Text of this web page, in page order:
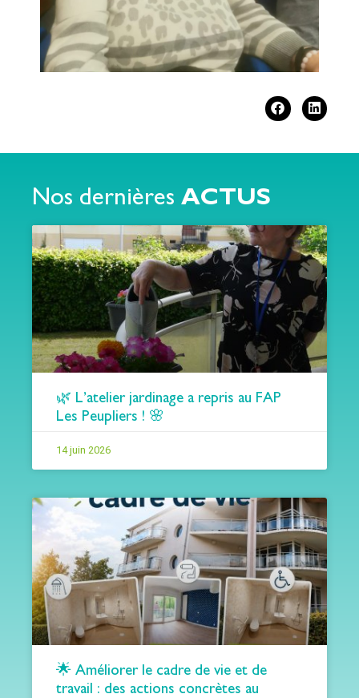
Nos dernières ACTUS
🌿 L’atelier jardinage a repris au FAP
Les Peupliers ! 🌸
14 juin 2026
🌟 Améliorer le cadre de vie et de
travail : des actions concrètes au